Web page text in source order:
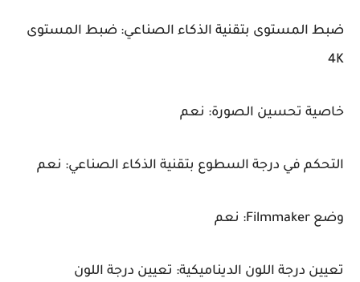
ضبط المستوى بتقنية الذكاء الصناعي: ضبط المستوى
4K
خاصية تحسين الصورة: نعم
التحكم في درجة السطوع بتقنية الذكاء الصناعي: نعم
وضع Filmmaker: نعم
تعيين درجة اللون الديناميكية: تعيين درجة اللون